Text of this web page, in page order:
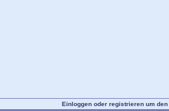
Einloggen oder registrieren um den